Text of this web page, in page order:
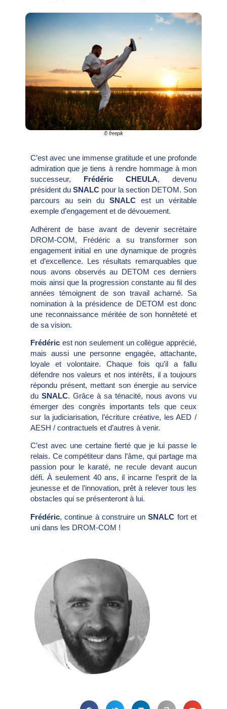
© freepik
C’est avec une immense gratitude et une profonde
admiration que je tiens à rendre hommage à mon
successeur, Frédéric CHEULA, devenu
président du SNALC pour la section DETOM. Son
parcours au sein du SNALCest un véritable
exemple d’engagement et de dévouement.
Adhérent de base avant de devenir secrétaire
DROM-COM, Frédéric a su transformer son
engagement initial en une dynamique de progrès
et d’excellence. Les résultats remarquables que
nous avons observés au DETOM ces derniers
mois ainsi que la progression constante au fil des
années témoignent de son travail acharné. Sa
nomination à la présidence de DETOM est donc
une reconnaissance méritée de son honnêteté et
de sa vision.
Frédéric est non seulement un collègue apprécié,
mais aussi une personne engagée, attachante,
loyale et volontaire. Chaque fois qu’il a fallu
défendre nos valeurs et nos intérêts, il a toujours
répondu présent, mettant son énergie au service
du SNALC. Grâce à sa ténacité, nous avons vu
émerger des congrès importants tels que ceux
sur la judiciarisation, l’écriture créative, les AED /
AESH / contractuels et d’autres à venir.
C’est avec une certaine fierté que je lui passe le
relais. Ce compétiteur dans l’âme, qui partage ma
passion pour le karaté, ne recule devant aucun
défi. À seulement 40 ans, il incarne l’esprit de la
jeunesse et de l’innovation, prêt à relever tous les
obstacles qui se présenteront à lui.
Frédéric, continue à construire unSNALC fort et
uni dans les DROM-COM !